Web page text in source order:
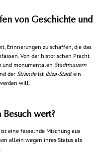
von Geschichte und
Erinnerungen zu schaffen, die das
Von der historischen Pracht
und monumentalen Stadtmauern
der Strände ist Ibiza-Stadtein
will.
wert?
ist eine fesselnde Mischung aus
allein wegen ihres Status als